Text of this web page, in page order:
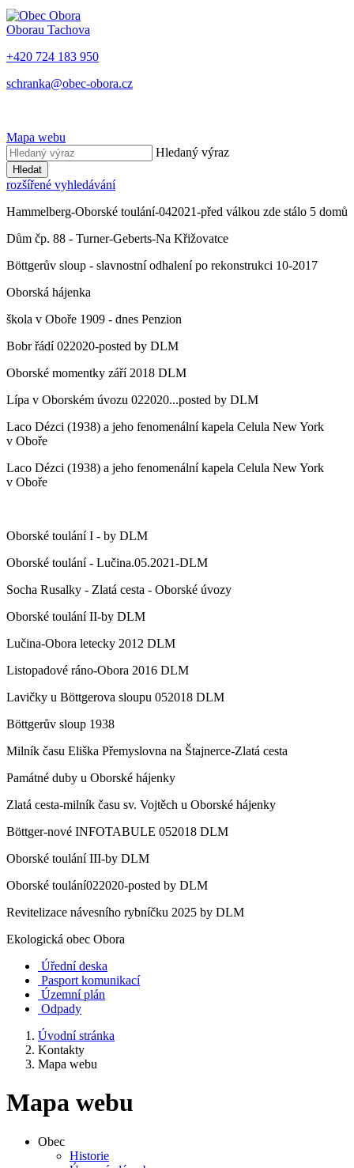
Oborau Tachova
+420 724 183 950
schranka@obec-obora.cz
Mapa webu
Hledaný výraz
Hledat
rozšířené vyhledávání
Hammelberg-Oborské toulání-042021-před válkou zde stálo 5 domů
Dům čp. 88 - Turner-Geberts-Na Křižovatce
Böttgerův sloup - slavnostní odhalení po rekonstrukci 10-2017
Oborská hájenka
škola v Oboře 1909 - dnes Penzion
Bobr řádí 022020-posted by DLM
Oborské momentky září 2018 DLM
Lípa v Oborském úvozu 022020...posted by DLM
Laco Dézci (1938) a jeho fenomenální kapela Celula New York
v Oboře
Laco Dézci (1938) a jeho fenomenální kapela Celula New York
v Oboře
Oborské toulání I - by DLM
Oborské toulání - Lučina.05.2021-DLM
Socha Rusalky - Zlatá cesta - Oborské úvozy
Oborské toulání II-by DLM
Lučina-Obora letecky 2012 DLM
Listopadové ráno-Obora 2016 DLM
Lavičky u Böttgerova sloupu 052018 DLM
Böttgerův sloup 1938
Milník času Eliška Přemyslovna na Štajnerce-Zlatá cesta
Památné duby u Oborské hájenky
Zlatá cesta-milník času sv. Vojtěch u Oborské hájenky
Böttger-nové INFOTABULE 052018 DLM
Oborské toulání III-by DLM
Oborské toulání022020-posted by DLM
Revitelizace návesního rybníčku 2025 by DLM
Ekologická obec Obora
Úřední deska
Pasport komunikací
Územní plán
Odpady
Úvodní stránka
Kontakty
Mapa webu
Mapa webu
Obec
Historie